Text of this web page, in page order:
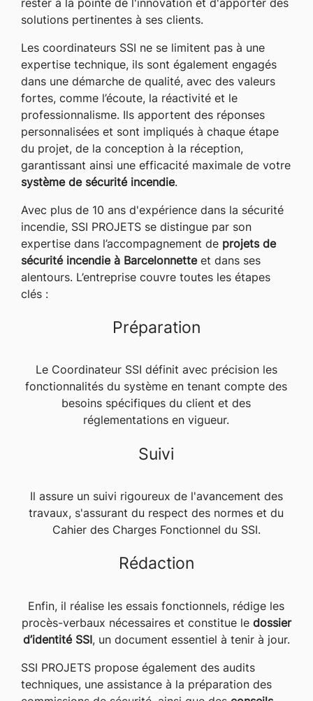
rester à la pointe de l'innovation et d'apporter des
solutions pertinentes à ses clients.
Les coordinateurs SSI ne se limitent pas à une
expertise technique, ils sont également engagés
dans une démarche de qualité, avec des valeurs
fortes, comme l’écoute, la réactivité et le
professionnalisme. Ils apportent des réponses
personnalisées et sont impliqués à chaque étape
du projet, de la conception à la réception,
garantissant ainsi une efficacité maximale de votre
système de sécurité incendie.
Avec plus de 10 ans d'expérience dans la sécurité
incendie, SSI PROJETS se distingue par son
expertise dans l’accompagnement de projets de
sécurité incendie à Barcelonnetteet dans ses
alentours. L’entreprise couvre toutes les étapes
clés :
Préparation
Le Coordinateur SSI définit avec précision les
fonctionnalités du système en tenant compte des
besoins spécifiques du client et des
réglementations en vigueur.
Suivi
Il assure un suivi rigoureux de l'avancement des
travaux, s'assurant du respect des normes et du
Cahier des Charges Fonctionnel du SSI.
Rédaction
Enfin, il réalise les essais fonctionnels, rédige les
procès-verbaux nécessaires et constitue le dossier
d’identité SSI , un document essentiel à tenir à jour.
SSI PROJETS propose également des audits
techniques, une assistance à la préparation des